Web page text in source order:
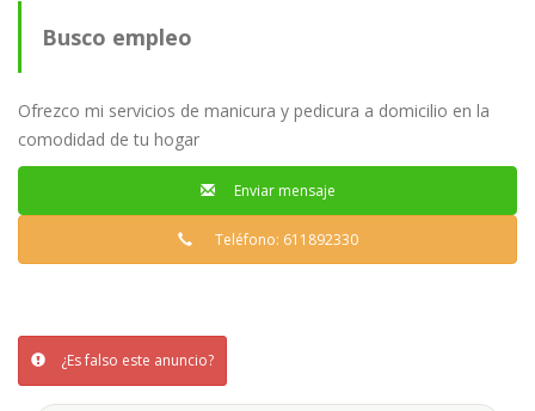
Busco empleo
Ofrezco mi servicios de manicura y pedicura a domicilio en la
comodidad de tu hogar
Enviar mensaje
Teléfono: 611892330
¿Es falso este anuncio?